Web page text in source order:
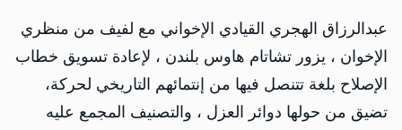
‏عبدالرزاق الهجري القيادي الإخواني مع لفيف من منظري
الإخوان ، يزور تشاتام هاوس بلندن ، لإعادة تسويق خطاب
الإصلاح بلغة تتنصل فيها من إنتمائهم التاريخي لحركة،
تضيق من حولها دوائر العزل ، والتصنيف المجمع عليه